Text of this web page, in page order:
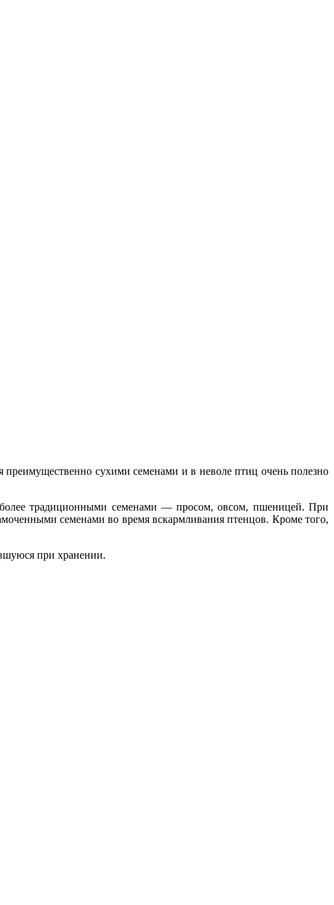
сухими семенами и в неволе птиц очень полезно
традиционными семенами — просом, овсом, пшеницей. При
семенами во время вскармливания птенцов. Кроме того,
при хранении.